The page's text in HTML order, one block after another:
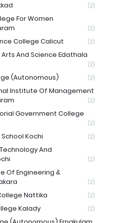
(2)
For Women
(2)
College Calicut (2)
Arts And Science Edathala
(2)
(Autonomous) (2)
Institute Of Management
(2)
Government College
(2)
Kochi (2)
And
(2)
Of Engineering &
(2)
Nattika (2)
Kalady (2)